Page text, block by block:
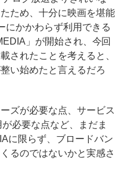
ため、十分に映画を堪能
にかかわらず利用できる
」が開始され、今回
されたことを考えると、
い始めたと言えるだろ
ズが必要な点、サービス
必要な点など、まだま
に限らず、ブロードバン
るのではないかと実感さ